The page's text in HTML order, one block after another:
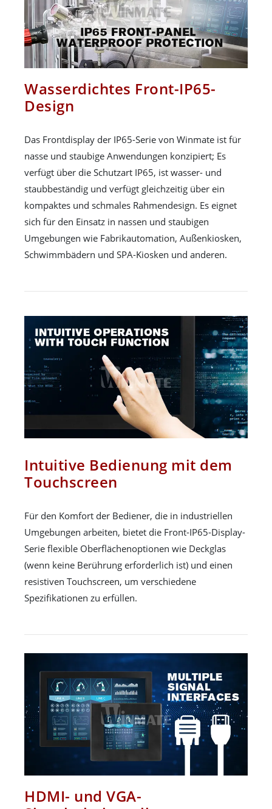
Wasserdichtes Front-IP65-
Design
Das Frontdisplay der IP65-Serie von Winmate ist für
nasse und staubige Anwendungen konzipiert; Es
verfügt über die Schutzart IP65, ist wasser- und
staubbeständig und verfügt gleichzeitig über ein
kompaktes und schmales Rahmendesign. Es eignet
sich für den Einsatz in nassen und staubigen
Umgebungen wie Fabrikautomation, Außenkiosken,
Schwimmbädern und SPA-Kiosken und anderen.
Intuitive Bedienung mit dem
Touchscreen
Für den Komfort der Bediener, die in industriellen
Umgebungen arbeiten, bietet die Front-IP65-Display-
Serie flexible Oberflächenoptionen wie Deckglas
(wenn keine Berührung erforderlich ist) und einen
resistiven Touchscreen, um verschiedene
Spezifikationen zu erfüllen.
HDMI- und VGA-